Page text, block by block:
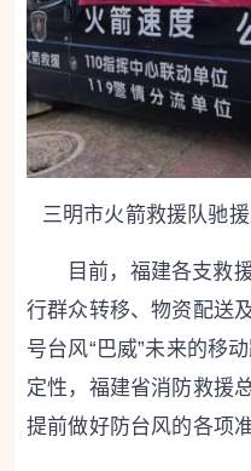
三明市火箭救援队驰
目前，福建各支救
行群众转移、物资配送
号台风“巴威”未来的移
定性， 福建省消防救援
提前做好防台风的各项准